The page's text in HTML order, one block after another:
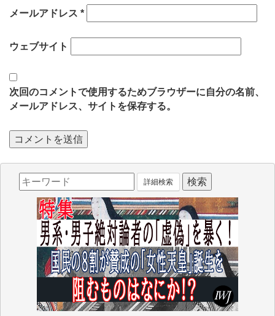
メールアドレス *
ウェブサイト
次回のコメントで使用するためブラウザーに自分の名前、
メールアドレス、サイトを保存する。
詳細検索